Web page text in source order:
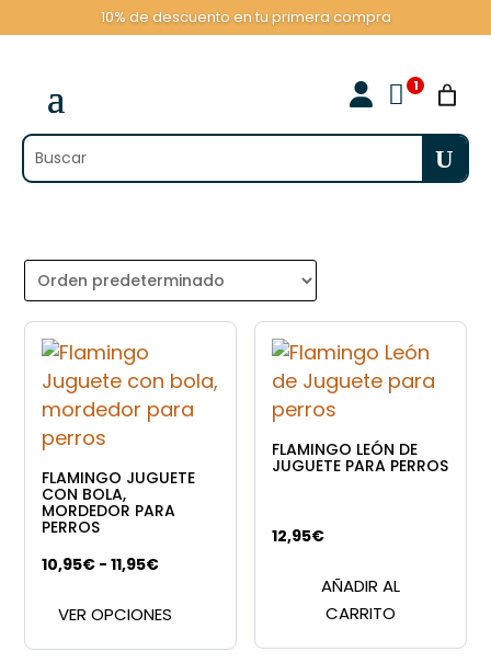
10% de descuento en tu primera compra

FLAMINGO JUGUETE
CON BOLA,
MORDEDOR PARA
PERROS
10,95€ - 11,95€Rango
precios:
desde
VER OPCIONES
tiene
FLAMINGO LEÓN DE
JUGUETE PARA PERROS
12,95€
AÑADIR AL
CARRITO